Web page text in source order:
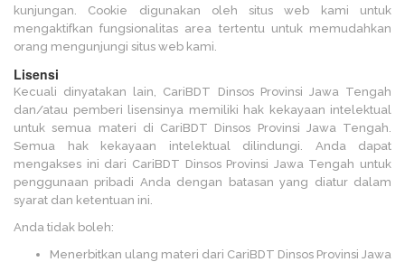
kunjungan. Cookie digunakan oleh situs web kami untuk
mengaktifkan fungsionalitas area tertentu untuk memudahkan
orang mengunjungi situs web kami.
Lisensi
Kecuali dinyatakan lain, CariBDT Dinsos Provinsi Jawa Tengah
dan/atau pemberi lisensinya memiliki hak kekayaan intelektual
untuk semua materi di CariBDT Dinsos Provinsi Jawa Tengah.
Semua hak kekayaan intelektual dilindungi. Anda dapat
mengakses ini dari CariBDT Dinsos Provinsi Jawa Tengah untuk
penggunaan pribadi Anda dengan batasan yang diatur dalam
syarat dan ketentuan ini.
Anda tidak boleh:
Menerbitkan ulang materi dari CariBDT Dinsos Provinsi Jawa